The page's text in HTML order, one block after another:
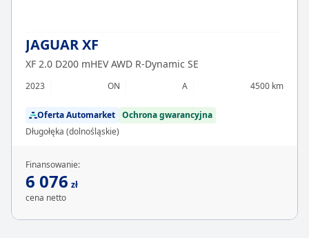
JAGUAR XF
XF 2.0 D200 mHEV AWD R-Dynamic SE
2023 ON A 4500 km
Oferta Automarket Ochrona gwarancyjna
Długołęka (dolnośląskie)
Finansowanie:
6 076 zł
cena netto